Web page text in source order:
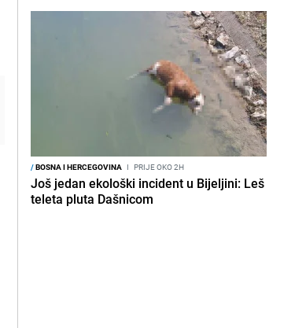
/BOSNA I HERCEGOVINA I PRIJE OKO 2H
Još jedan ekološki incident u Bijeljini: Leš
teleta pluta Dašnicom